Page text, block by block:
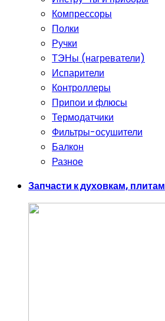
Компрессоры
Полки
Ручки
ТЭНы (нагреватели)
Испарители
Контроллеры
Припои и флюсы
Термодатчики
Фильтры-осушители
Балкон
Разное
Запчасти к духовкам, плитам